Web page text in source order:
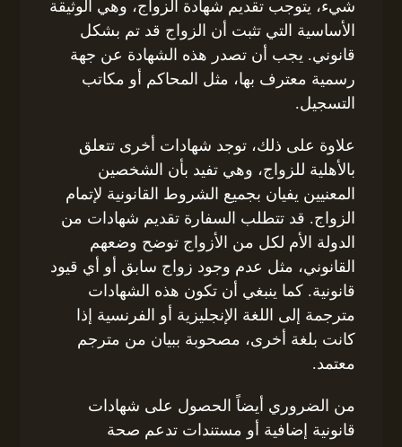
شيء، يتوجب تقديم شهادة الزواج، وهي الوثيقة
الأساسية التي تثبت أن الزواج قد تم بشكل
قانوني. يجب أن تصدر هذه الشهادة عن جهة
رسمية معترف بها، مثل المحاكم أو مكاتب
التسجيل.
علاوة على ذلك، توجد شهادات أخرى تتعلق
بالأهلية للزواج، وهي تفيد بأن الشخصين
المعنيين يفيان بجميع الشروط القانونية لإتمام
الزواج. قد تتطلب السفارة تقديم شهادات من
الدولة الأم لكل من الأزواج توضح وضعهم
القانوني، مثل عدم وجود زواج سابق أو أي قيود
قانونية. كما ينبغي أن تكون هذه الشهادات
مترجمة إلى اللغة الإنجليزية أو الفرنسية إذا
كانت بلغة أخرى، مصحوبة ببيان من مترجم
معتمد.
من الضروري أيضاً الحصول على شهادات
قانونية إضافية أو مستندات تدعم صحة